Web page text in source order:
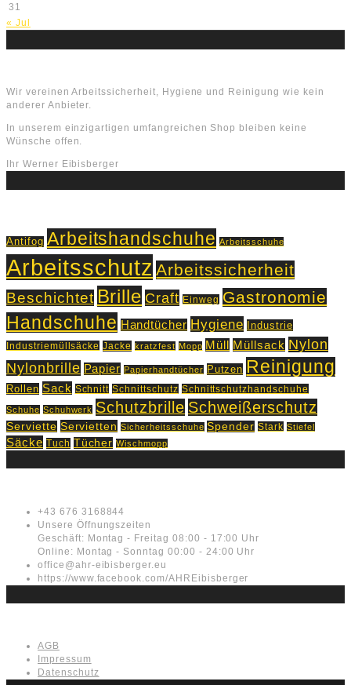
31
« Jul
Wir vereinen Arbeitssicherheit, Hygiene und Reinigung wie kein
anderer Anbieter.
In unserem einzigartigen umfangreichen Shop bleiben keine
Wünsche offen.
Ihr Werner Eibisberger
Antifog Arbeitshandschuhe Arbeitsschuhe
Arbeitsschutz Arbeitssicherheit
Beschichtet Brille Craft Einweg Gastronomie
Handschuhe Handtücher Hygiene Industrie
Industriemüllsäcke Jacke kratzfest Mopp Müll Müllsack Nylon
Nylonbrille Papier Papierhandtücher Putzen Reinigung
Rollen Sack Schnitt Schnittschutz Schnittschutzhandschuhe
Schuhe Schuhwerk Schutzbrille Schweißerschutz
Serviette Servietten Sicherheitsschuhe Spender Stark Stiefel
Säcke Tuch Tücher Wischmopp
+43 676 3168844
Unsere Öffnungszeiten
Geschäft: Montag - Freitag 08:00 - 17:00 Uhr
Online: Montag - Sonntag 00:00 - 24:00 Uhr
office@ahr-eibisberger.eu
https://www.facebook.com/AHREibisberger
AGB
Impressum
Datenschutz